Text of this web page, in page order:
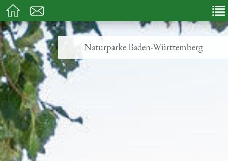
Naturparke Baden-Württemberg